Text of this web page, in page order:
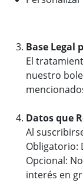
Base Legal
El
nuestro
Datos que
Al
Obligatorio:
Opcional:
interés en